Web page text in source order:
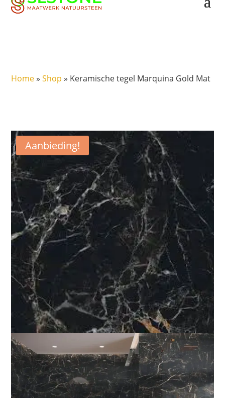
Home»Shop » Keramische tegel Marquina Gold Mat
Aanbieding!